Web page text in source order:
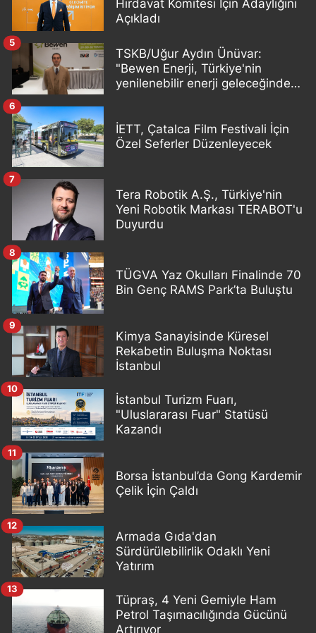
Hırdavat Komitesi İçin Adaylığını
Açıkladı
TSKB/Uğur Aydın Ünüvar:
"Bewen Enerji, Türkiye'nin
yenilenebilir enerji geleceğinde
5
İETT, Çatalca Film Festivali İçin
Özel Seferler Düzenleyecek
6
Tera Robotik A.Ş., Türkiye'nin
Yeni Robotik Markası TERABOT'u
Duyurdu
7
TÜGVA Yaz Okulları Finalinde 70
Bin Genç RAMS Park’ta Buluştu
8
Kimya Sanayisinde Küresel
Rekabetin Buluşma Noktası
İstanbul
9
İstanbul Turizm Fuarı,
"Uluslararası Fuar" Statüsü
Kazandı
10
Borsa İstanbul’da Gong Kardemir
Çelik İçin Çaldı
11
Armada Gıda'dan
Sürdürülebilirlik Odaklı Yeni
Yatırım
12
Tüpraş, 4 Yeni Gemiyle Ham
Petrol Taşımacılığında Gücünü
Artırıyor
13